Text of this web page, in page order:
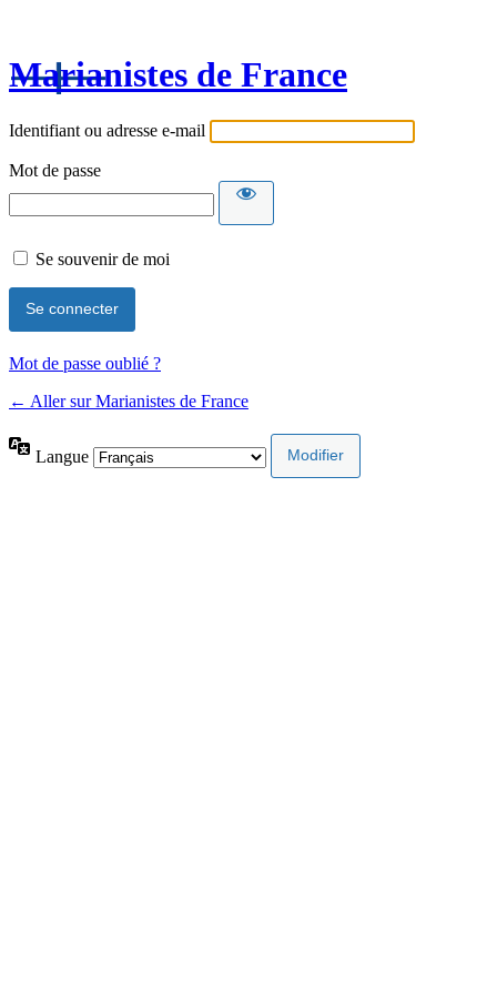
Marianistes de France
Identifiant ou adresse e-mail
Mot de passe
Se souvenir de moi
Mot de passe oublié ?
← Aller sur Marianistes de France
Langue